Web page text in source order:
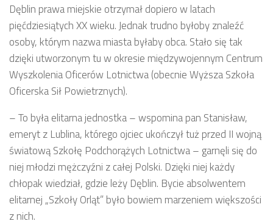
Dęblin prawa miejskie otrzymał dopiero w latach
pięćdziesiątych XX wieku. Jednak trudno byłoby znaleźć
osoby, którym nazwa miasta byłaby obca. Stało się tak
dzięki utworzonym tu w okresie międzywojennym Centrum
Wyszkolenia Oficerów Lotnictwa (obecnie Wyższa Szkoła
Oficerska Sił Powietrznych).
– To była elitarna jednostka – wspomina pan Stanisław,
emeryt z Lublina, którego ojciec ukończył tuż przed II wojną
światową Szkołę Podchorążych Lotnictwa – garnęli się do
niej młodzi mężczyźni z całej Polski. Dzięki niej każdy
chłopak wiedział, gdzie leży Dęblin. Bycie absolwentem
elitarnej „Szkoły Orląt” było bowiem marzeniem większości
z nich.